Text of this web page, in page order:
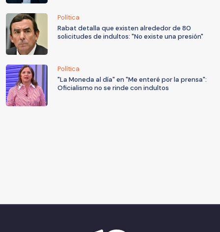
Política
Rabat detalla que existen alrededor de 80
solicitudes de indultos: "No existe una presión"
Política
"La Moneda al día" en "Me enteré por la prensa":
Oficialismo no se rinde con indultos